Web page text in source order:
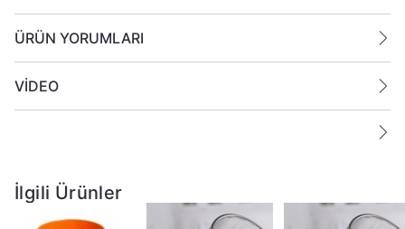
ÜRÜN YORUMLARI
VİDEO
İlgili Ürünler